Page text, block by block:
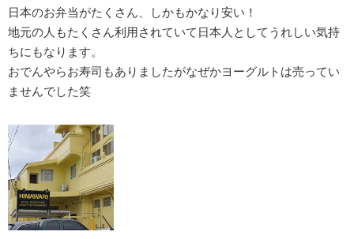
日本のお弁当がたくさん、しかもかなり安い！
地元の人もたくさん利用されていて日本人としてうれしい気持
ちにもなります。
おでんやらお寿司もありましたがなぜかヨーグルトは売ってい
ませんでした笑